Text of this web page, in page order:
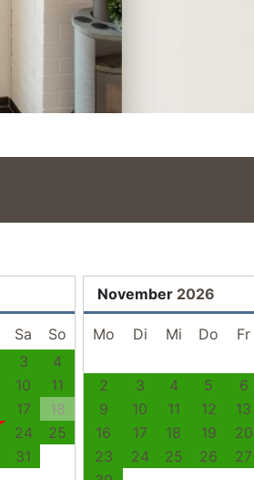
Sa
So
3
4
10
11
17
18
24
25
31
November 2026
Mo Di Mi Do Fr
2
3 4 5 6
9
10 11 12 13
16
17 18 19 20
23
24 25 26 27